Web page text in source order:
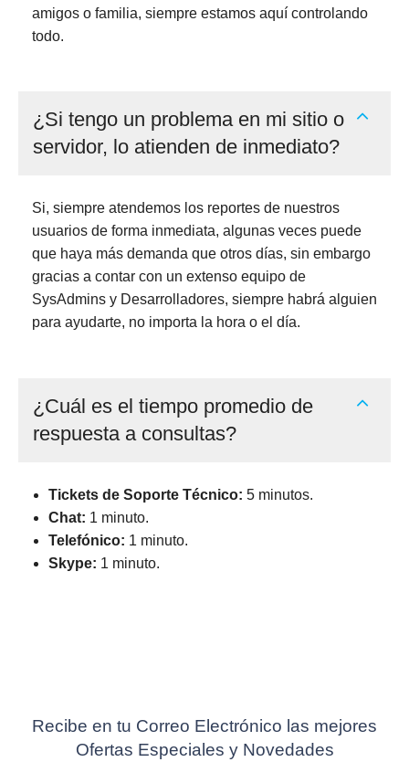
amigos o familia, siempre estamos aquí controlando
todo.
¿Si tengo un problema en mi sitio o
servidor, lo atienden de inmediato?
Si, siempre atendemos los reportes de nuestros
usuarios de forma inmediata, algunas veces puede
que haya más demanda que otros días, sin embargo
gracias a contar con un extenso equipo de
SysAdmins y Desarrolladores, siempre habrá alguien
para ayudarte, no importa la hora o el día.
¿Cuál es el tiempo promedio de
respuesta a consultas?
Tickets de Soporte Técnico: 5 minutos.
Chat: 1 minuto.
Telefónico: 1 minuto.
Skype: 1 minuto.
Recibe en tu Correo Electrónico las mejores
Ofertas Especiales y Novedades